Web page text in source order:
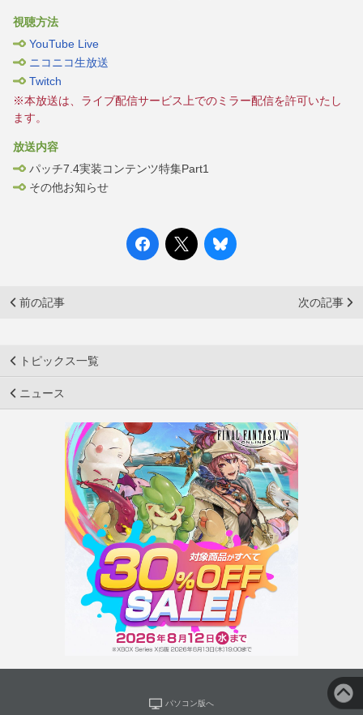
視聴方法
YouTube Live
ニコニコ生放送
Twitch
※本放送は、ライブ配信サービス上でのミラー配信を許可いたし
ます。
放送内容
パッチ7.4実装コンテンツ特集Part1
その他お知らせ
前の記事 次の記事
トピックス一覧
ニュース
パソコン版へ